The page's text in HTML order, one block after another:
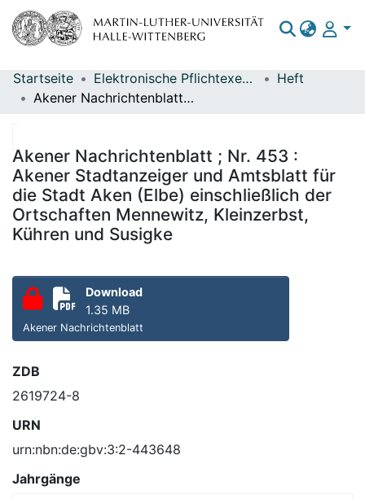
Bereiche & Sammlungen
Statistiken
Startseite Elektronische Pflichtexemplare
Heft
Akener Nachrichtenblatt ; Nr. 453 : Akener Stadtanzeiger und Amtsblatt für die Stadt Aken (Elbe) einschließlich der Ortschaften Mennewitz, Kleinzerbst, Kühren und Susigke
Akener Nachrichtenblatt ; Nr. 453 :
Akener Stadtanzeiger und Amtsblatt für
die Stadt Aken (Elbe) einschließlich der
Ortschaften Mennewitz, Kleinzerbst,
Kühren und Susigke
Download
1.35 MB
Akener Nachrichtenblatt
ZDB
2619724-8
URN
urn:nbn:de:gbv:3:2-443648
Jahrgänge